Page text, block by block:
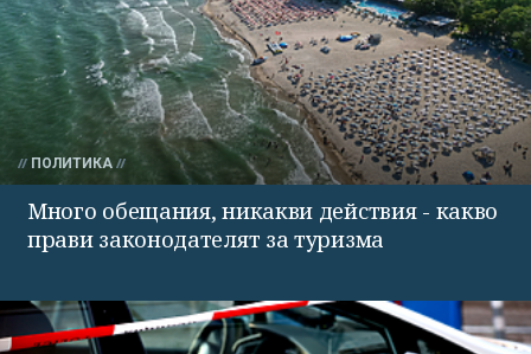
ПОЛИТИКА
Много обещания, никакви действия - какво
прави законодателят за туризма